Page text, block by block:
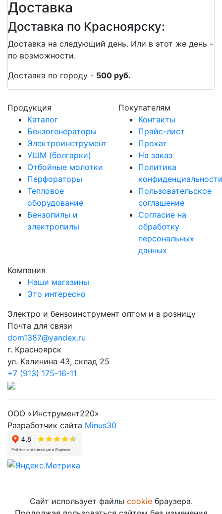
Доставка
Доставка по Красноярску:
Доставка на следующий день. Или в этот же день -
по возможности.
Доставка по городу - 500 руб.
Продукция
Каталог
Бензогенераторы
Электроинструмент
УШМ (болгарки)
Отбойные молотки
Перфораторы
Тепловое
оборудование
Бензопилы и
электропилы
Покупателям
Контакты
Прайс-лист
Прокат
На заказ
Политика
Пользовательское
соглашение
Согласие на
обработку
персональных
данных
Компания
Наши магазины
Это интересно
Электро и бензоинструмент оптом и в розницу
Почта для связи
dom1387@yandex.ru
г. Красноярск
ул. Калинина 43, склад 25
+7 (913) 175-16-11
ООО «Инструмент220»
Разработчик сайта Minus30
Сайт использует файлы cookieбраузера.